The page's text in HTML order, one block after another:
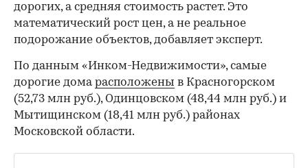
дорогих, а средняя стоимость растет. Это
математический рост цен, а не реальное
подорожание объектов, добавляет эксперт.
По данным «Инком-Недвижимости», самые
дорогие домарасположены в Красногорском
(52,73 млн руб.), Одинцовском (48,44 млн руб.) и
Мытищинском (18,41 млн руб.) районах
Московской области.